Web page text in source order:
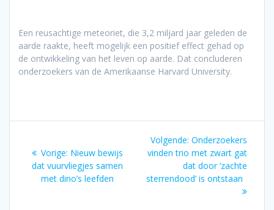
Een reusachtige meteoriet, die 3,2 miljard jaar geleden de
aarde raakte, heeft mogelijk een positief effect gehad op
de ontwikkeling van het leven op aarde. Dat concluderen
onderzoekers van de Amerikaanse Harvard University.
navigatie
Vorige: Vorig
bericht:
Nieuw bewijs
dat vuurvliegjes samen
met dino’s leefden
Volgende: Volgend
bericht:
Onderzoekers
vinden trio met zwart gat
dat door ‘zachte
sterrendood’ is ontstaan